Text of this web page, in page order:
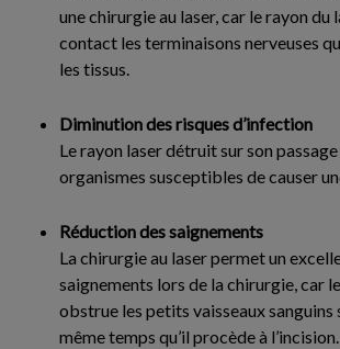
une chirurgie au laser, car le rayon du
contact les terminaisons nerveuses
les tissus.
Diminution des risques d’infection
Le rayon laser détruit sur son
organismes susceptibles de causer
Réduction des saignements
La chirurgie au laser permet un
saignements lors de la chirurgie, car
obstrue les petits vaisseaux sanguins
même temps qu’il procède à